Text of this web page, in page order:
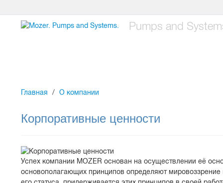
Pumps and
Главная О компании
Корпоративные ценности
Успех компании MOZER основан на осуществлении её
основополагающих принципов определяют